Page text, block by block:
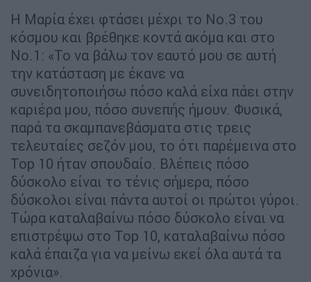
Η Μαρία έχει φτάσει μέχρι το Νο.3 του
κόσμου και βρέθηκε κοντά ακόμα και στο
Νο.1: «Το να βάλω τον εαυτό μου σε αυτή
την κατάσταση με έκανε να
συνειδητοποιήσω πόσο καλά είχα πάει στην
καριέρα μου, πόσο συνεπής ήμουν. Φυσικά,
παρά τα σκαμπανεβάσματα στις τρεις
τελευταίες σεζόν μου, το ότι παρέμεινα στο
Top 10 ήταν σπουδαίο. Βλέπεις πόσο
δύσκολο είναι το τένις σήμερα, πόσο
δύσκολοι είναι πάντα αυτοί οι πρώτοι γύροι.
Τώρα καταλαβαίνω πόσο δύσκολο είναι να
επιστρέψω στο Top 10, καταλαβαίνω πόσο
καλά έπαιζα για να μείνω εκεί όλα αυτά τα
χρόνια».